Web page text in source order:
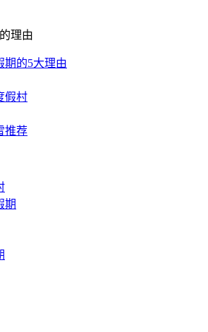
理由
期的5大理由
假村
推荐
期